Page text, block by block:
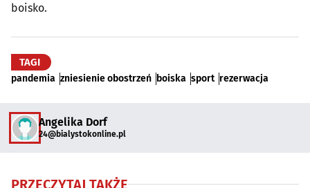
boisko.
TAGI
pandemia zniesienie obostrzeń boiska sport rezerwacja
Angelika Dorf
24@bialystokonline.pl
PRZECZYTAJ TAKŻE